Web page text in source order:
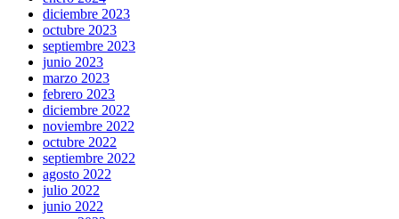
diciembre 2023
octubre 2023
septiembre 2023
junio 2023
marzo 2023
febrero 2023
diciembre 2022
noviembre 2022
octubre 2022
septiembre 2022
agosto 2022
julio 2022
junio 2022